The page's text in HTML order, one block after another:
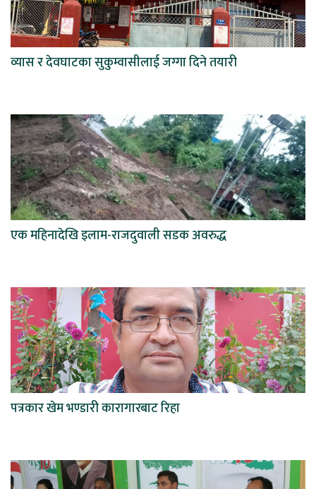
व्यास र देवघाटका सुकुम्वासीलाई जग्गा दिने तयारी
एक महिनादेखि इलाम-राजदुवाली सडक अवरुद्ध
पत्रकार खेम भण्डारी कारागारबाट रिहा